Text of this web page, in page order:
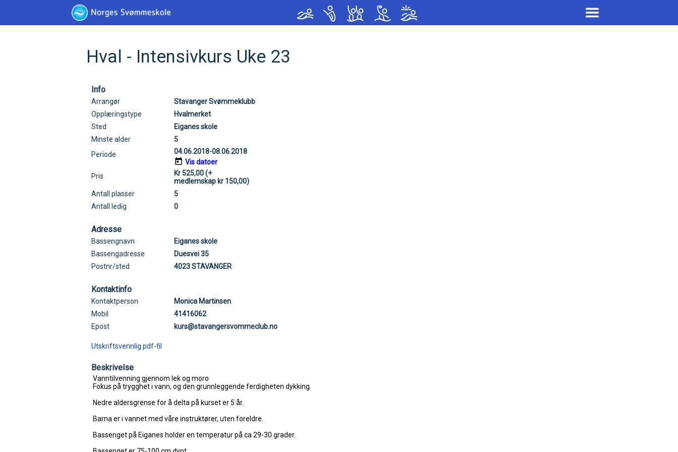
< !--Google tag(gtag.js)-- >
Hval - Intensivkurs Uke 23
Info
Arrangør
Stavanger Svømmeklubb
Opplæringstype
Hvalmerket
Sted
Eiganes skole
Minste alder
5
Periode
04.06.2018-08.06.2018
Vis datoer
Pris
Kr 525,00 (+
medlemskap kr 150,00)
Antall plasser
5
Antall ledig
0
Adresse
Bassengnavn
Eiganes skole
Bassengadresse
Duesvei 35
Postnr/sted
4023 STAVANGER
Kontaktinfo
Kontaktperson
Monica Martinsen
Mobil
41416062
Epost
kurs@stavangersvommeclub.no
Utskriftsvennlig pdf-fil
Beskrivelse